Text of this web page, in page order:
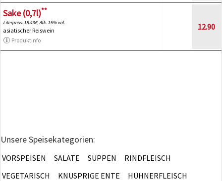
Sake (0,7l)**
Literpreis: 18.43€, Alk. 15% vol.
asiatischer Reiswein
Produktinfo
12.90
Unsere Speisekategorien:
VORSPEISEN SALATE SUPPEN
RINDFLEISCH
VEGETARISCH
KNUSPRIGE ENTE
HÜHNERFLEISCH